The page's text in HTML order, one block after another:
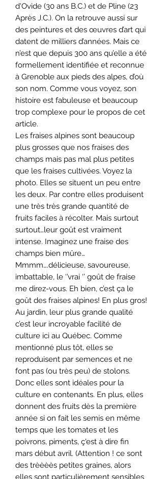
d'Ovide (30 ans B.C.) et de Pline (23
Après J.C.). On la retrouve aussi sur
des peintures et des œuvres d’art qui
datent de milliers d’années. Mais ce
n’est que depuis 300 ans qu’elle a été
formellement identifiée et reconnue
à Grenoble aux pieds des alpes, d’où
son nom. Comme vous voyez, son
histoire est fabuleuse et beaucoup
trop complexe pour le propos de cet
article.
Les fraises alpines sont beaucoup
plus grosses que nos fraises des
champs mais pas mal plus petites
que les fraises cultivées. Voyez la
photo. Elles se situent un peu entre
les deux. Par contre elles produisent
une très très grande quantité de
fruits faciles à récolter. Mais surtout
surtout…leur goût est vraiment
intense. Imaginez une fraise des
champs bien mûre…
Mmmm….délicieuse, savoureuse,
imbattable, le ‘’vrai ‘’ goût de fraise
me direz-vous. Eh bien, c’est ça le
goût des fraises alpines! En plus gros!
Au jardin, leur plus grande qualité
c’est leur incroyable facilité de
culture ici au Québec. Comme
mentionné plus tôt, elles se
reproduisent par semences et ne
font pas (ou très peu) de stolons.
Donc elles sont idéales pour la
culture en contenants. En plus, elles
donnent des fruits dès la première
année si on fait les semis en même
temps que les tomates et les
poivrons, piments, ç'est à dire fin
mars début avril. (Attention ! ce sont
des trèèèès petites graines, alors